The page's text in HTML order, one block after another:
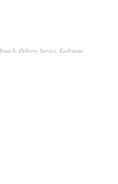
Delivery Service Earlytaste